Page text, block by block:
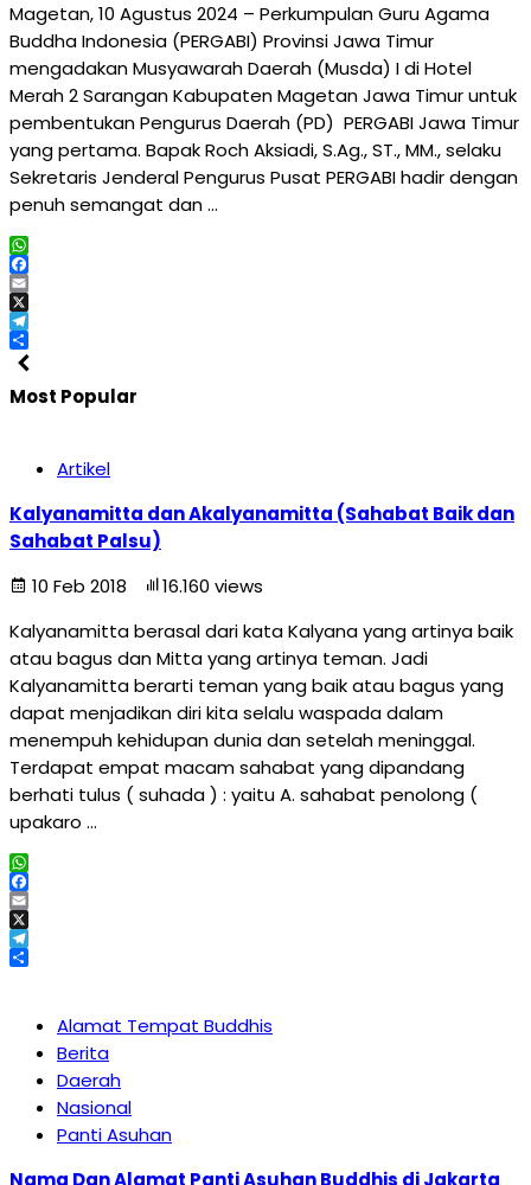
Magetan, 10 Agustus 2024 – Perkumpulan Guru Agama
Buddha Indonesia (PERGABI) Provinsi Jawa Timur
mengadakan Musyawarah Daerah (Musda) I di Hotel
Merah 2 Sarangan Kabupaten Magetan Jawa Timur untuk
pembentukan Pengurus Daerah (PD) PERGABI Jawa Timur
yang pertama. Bapak Roch Aksiadi, S.Ag., ST., MM., selaku
Sekretaris Jenderal Pengurus Pusat PERGABI hadir dengan
penuh semangat dan …
WhatsApp
Facebook
Email
X
Telegram
Share
Most Popular
Artikel
Kalyanamitta dan Akalyanamitta (Sahabat Baik dan
Sahabat Palsu)
10 Feb 2018
16.160 views
Kalyanamitta berasal dari kata Kalyana yang artinya baik
atau bagus dan Mitta yang artinya teman. Jadi
Kalyanamitta berarti teman yang baik atau bagus yang
dapat menjadikan diri kita selalu waspada dalam
menempuh kehidupan dunia dan setelah meninggal.
Terdapat empat macam sahabat yang dipandang
berhati tulus ( suhada ) : yaitu A. sahabat penolong (
upakaro …
WhatsApp
Facebook
Email
X
Telegram
Alamat Tempat Buddhis
Berita
Daerah
Nasional
Panti Asuhan
Nama Dan Alamat Panti Asuhan Buddhis di Jakarta